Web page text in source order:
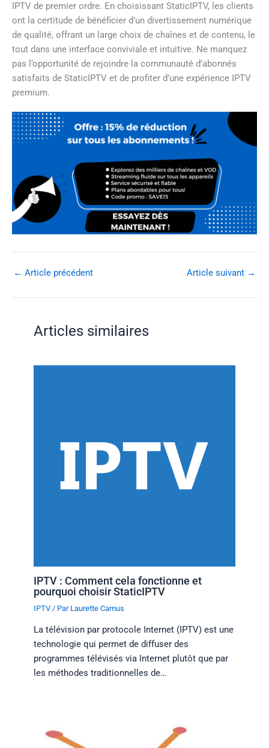
IPTV de premier ordre. En choisissant StaticIPTV, les clients
ont la certitude de bénéficier d’un divertissement numérique
de qualité, offrant un large choix de chaînes et de contenu, le
tout dans une interface conviviale et intuitive. Ne manquez
pas l’opportunité de rejoindre la communauté d’abonnés
satisfaits de StaticIPTV et de profiter d’une expérience IPTV
premium.
← Article précédent Article suivant →
Articles similaires
IPTV : Comment cela fonctionne et
pourquoi choisir StaticIPTV
IPTV / Par Laurette Camus
La télévision par protocole Internet (IPTV) est une
technologie qui permet de diffuser des
programmes télévisés via Internet plutôt que par
les méthodes traditionnelles de…